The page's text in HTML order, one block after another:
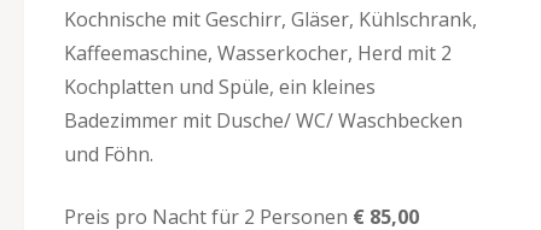
Kochnische mit Geschirr, Gläser, Kühlschrank,
Kaffeemaschine, Wasserkocher, Herd mit 2
Kochplatten und Spüle, ein kleines
Badezimmer mit Dusche/ WC/ Waschbecken
und Föhn.
Preis pro Nacht für 2 Personen € 85,00